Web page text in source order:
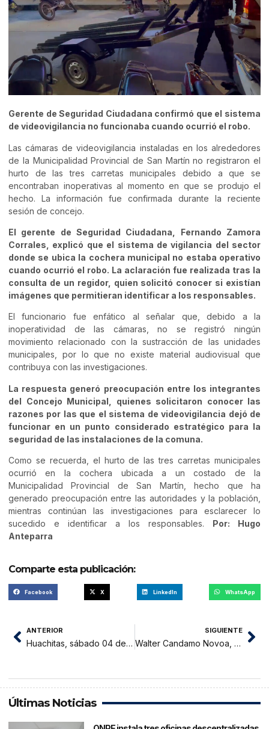
Gerente de Seguridad Ciudadana confirmó que el sistema
de videovigilancia no funcionaba cuando ocurrió el robo.
Las cámaras de videovigilancia instaladas en los alrededores
de la Municipalidad Provincial de San Martín no registraron el
hurto de las tres carretas municipales debido a que se
encontraban inoperativas al momento en que se produjo el
hecho. La información fue confirmada durante la reciente
sesión de concejo.
El gerente de Seguridad Ciudadana, Fernando Zamora
Corrales, explicó que el sistema de vigilancia del sector
donde se ubica la cochera municipal no estaba operativo
cuando ocurrió el robo. La aclaración fue realizada tras la
consulta de un regidor, quien solicitó conocer si existían
imágenes que permitieran identificar a los responsables.
El funcionario fue enfático al señalar que, debido a la
inoperatividad de las cámaras, no se registró ningún
movimiento relacionado con la sustracción de las unidades
municipales, por lo que no existe material audiovisual que
contribuya con las investigaciones.
La respuesta generó preocupación entre los integrantes
del Concejo Municipal, quienes solicitaron conocer las
razones por las que el sistema de videovigilancia dejó de
funcionar en un punto considerado estratégico para la
seguridad de las instalaciones de la comuna.
Como se recuerda, el hurto de las tres carretas municipales
ocurrió en la cochera ubicada a un costado de la
Municipalidad Provincial de San Martín, hecho que ha
generado preocupación entre las autoridades y la población,
mientras continúan las investigaciones para esclarecer lo
sucedido e identificar a los responsables. Por: Hugo
Anteparra
Comparte esta publicación:
Facebook X LinkedIn WhatsApp
ANTERIOR
Huachitas, sábado 04 de julio 2026
SIGUIENTE
Walter Candamo Novoa, riojano memorable
Últimas Noticias